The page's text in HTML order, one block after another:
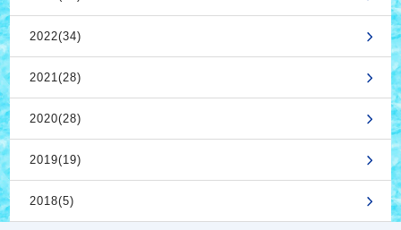
2022(34)
2021(28)
2020(28)
2019(19)
2018(5)